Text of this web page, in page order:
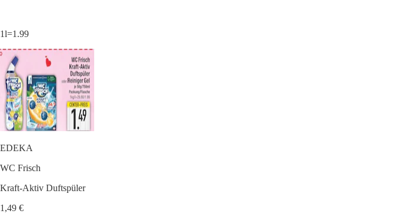
1l=1.99
EDEKA
WC Frisch
Kraft-Aktiv Duftspüler
1,49 €